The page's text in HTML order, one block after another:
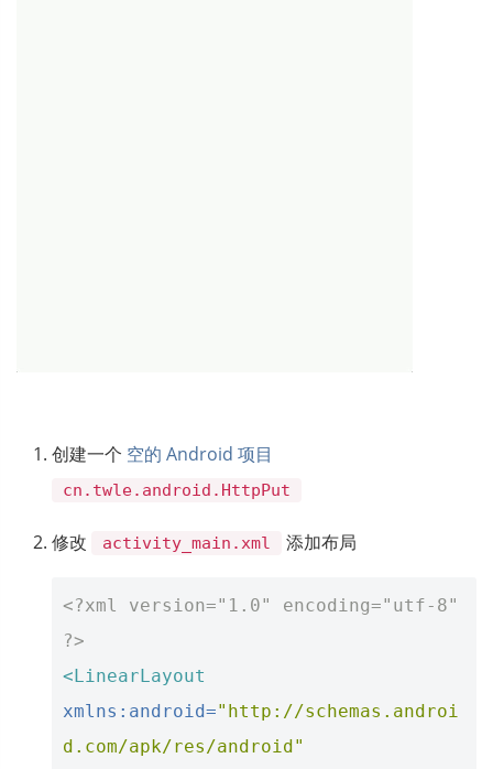
创建一个 空的 Android 项目
cn.twle.android.HttpPut
修改 activity_main.xml 添加布局
<?xml version="1.0" encoding="utf-8"
?>
<LinearLayout
xmlns:android="http://schemas.androi
d.com/apk/res/android"